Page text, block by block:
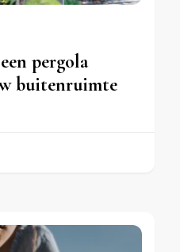
pergola
buitenruimte